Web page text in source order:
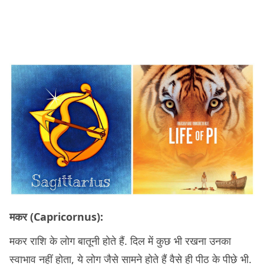
मकर (Capricornus):
मकर राशि के लोग बातूनी होते हैं. दिल में कुछ भी रखना उनका
स्वाभाव नहीं होता, ये लोग जैसे सामने होते हैं वैसे ही पीठ के पीछे भी.